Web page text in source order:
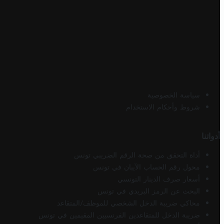
سياسة الخصوصية
شروط وأحكام الاستخدام
أدواتنا
أداة التحقق من صحة الرقم الضريبي تونس
محول رقم الحساب الآيبان في تونس
أسعار صرف الدينار التونسي
البحث عن الرمز البريدي في تونس
محاكي ضريبة الدخل الشخصي للموظف/المتقاعد
ضريبة الدخل للمتقاعدين الفرنسيين المقيمين في تونس